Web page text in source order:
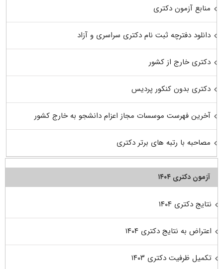
منابع آزمون دکتری
دانلود دفترچه ثبت نام دکتری سراسری و آزاد
دکتری خارج از کشور
دکتری بدون کنکور پردیس
آخرین فهرست موسسات مجاز اعزام دانشجو به خارج کشور
مصاحبه با رتبه های برتر دکتری
آزمون دکتری ۱۴۰۴
نتایج دکتری ۱۴۰۴
اعتراض به نتایج دکتری ۱۴۰۴
تکمیل ظرفیت دکتری ۱۴۰۳